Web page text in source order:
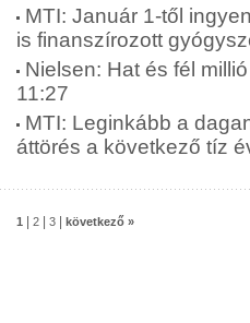
MTI: Január 1-től
is finanszírozott
Nielsen: Hat és fél
11:27
MTI: Leginkább a
áttörés a következő tíz
1 2 3 következő »